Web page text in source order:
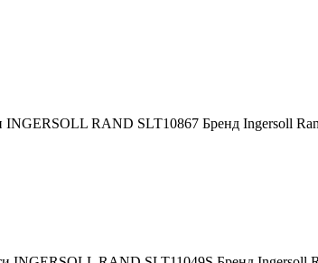
RAND SLT10867 Бренд Ingersoll